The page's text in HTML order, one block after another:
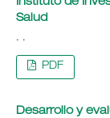
Salud
. .
PDF
Desarrollo y